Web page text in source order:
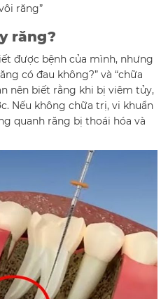
răng”
răng?
được bệnh của mình, nhưng
có đau không?” và “chữa
nên biết rằng khi bị viêm tủy,
Nếu không chữa trị, vi khuẩn
quanh răng bị thoái hóa và